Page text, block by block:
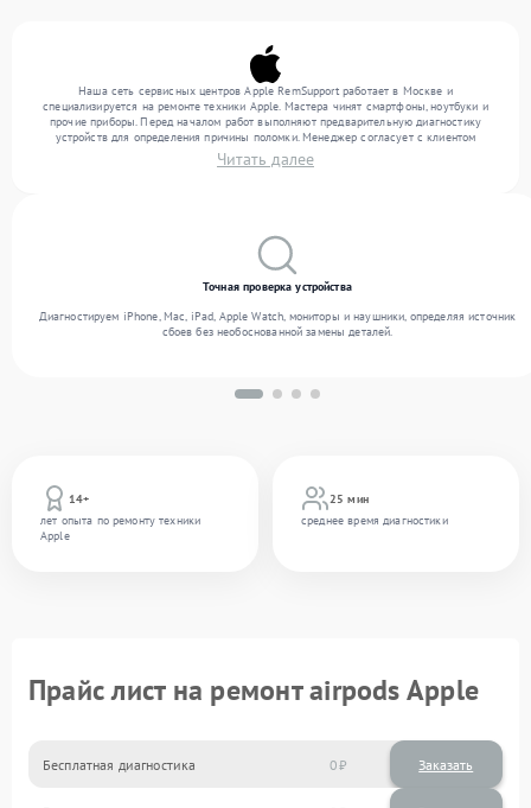
Наша сеть сервисных центров Apple RemSupport работает в Москве и
специализируется на ремонте техники Apple. Мастера чинят смартфоны, ноутбуки и
прочие приборы. Перед началом работ выполняют предварительную диагностику
устройств для определения причины поломки. Менеджер согласует с клиентом
перечень необходимых работ и их стоимость. Только после этого инженеры
выполняют ремонт с заменой деталей по необходимости. После работ их качество
Читать далее
14+
лет опыта по ремонту техники
Apple
25 мин
среднее время диагностики
Точная проверка устройства
Диагностируем iPhone, Mac, iPad, Apple Watch, мониторы и наушники, определяя источник
сбоев без необоснованной замены деталей.
Прайс лист на ремонт airpods Apple
Бесплатная диагностика 0 Заказать